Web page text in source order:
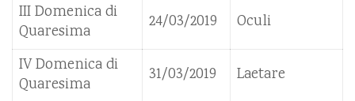
III Domenica di
Quaresima
24/03/2019 Oculi
IV Domenica di
Quaresima
31/03/2019 Laetare